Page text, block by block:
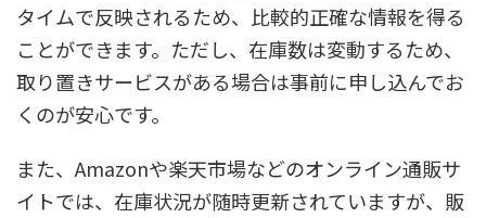
タイムで反映されるため、比較的正確な情報を得る
ことができます。ただし、在庫数は変動するため、
取り置きサービスがある場合は事前に申し込んでお
くのが安心です。
また、Amazonや楽天市場などのオンライン通販サ
イトでは、在庫状況が随時更新されていますが、販